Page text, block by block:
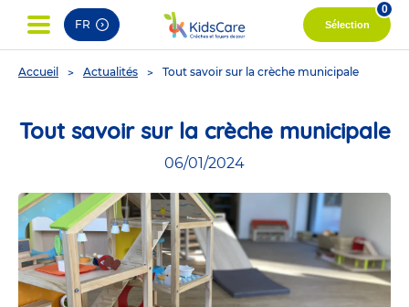
FR Sélection
0
You
Accueil Actualités Tout savoir sur la crèche municipale
Tout savoir sur la crèche municipale
06/01/2024